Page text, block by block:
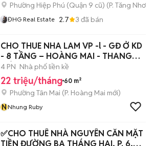
Phường Hiệp Phú (Quận 9 cũ) (P. Tăng Nhơn
ĐHG Real Estate 2.7 3 đã bán
CHO THUE NHA LAM VP -l - GĐ Ở KD
- 8 TẦNG – HOÀNG MAI - THANG
MÁY
4 PN Nhà phố liền kề
22 triệu/tháng 60 m²
Phường Tân Mai (P. Hoàng Mai mới)
NNhung Ruby
✅CHO THUÊ NHÀ NGUYÊN CĂN MẶT
TIỀN ĐƯỜNG BA THÁNG HAI, P. 6,